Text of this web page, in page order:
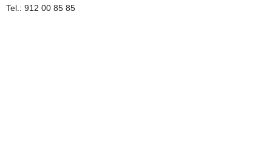
Tel.: 912 00 85 85